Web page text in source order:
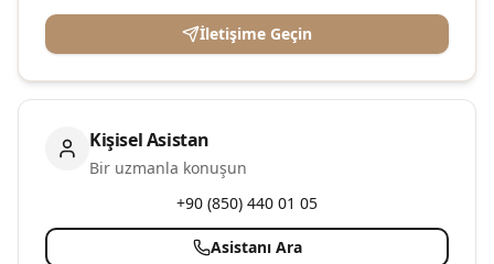
İletişime Geçin
Kişisel Asistan
Bir uzmanla konuşun
+90 (850) 440 01 05
Asistanı Ara